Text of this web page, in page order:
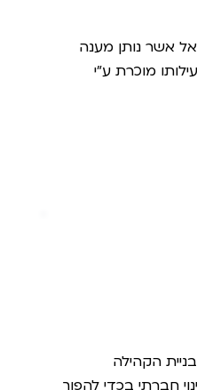
אשר נותן מענה
מוכרת ע"י
הקהילה
חברתי בכדי להפוך